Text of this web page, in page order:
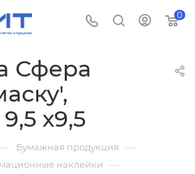
0
Сфера
х9,5
Бумажная продукция —
наклейки —